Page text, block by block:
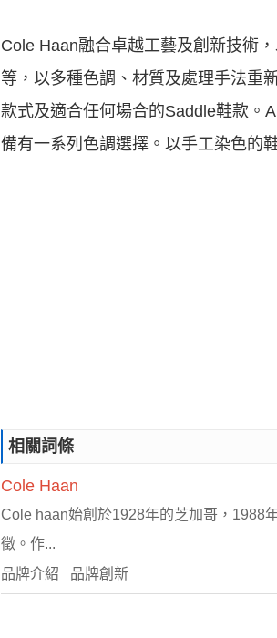
Cole Haan融合卓越工藝及創新技術
等，以多種色調、材質及處理手法重
款式及適合任何場合的Saddle鞋款。
備有一系列色調選擇。以手工染色的
相關詞條
Cole Haan
Cole haan始創於1928年的芝加哥，1988
徵。作...
品牌介紹 品牌創新